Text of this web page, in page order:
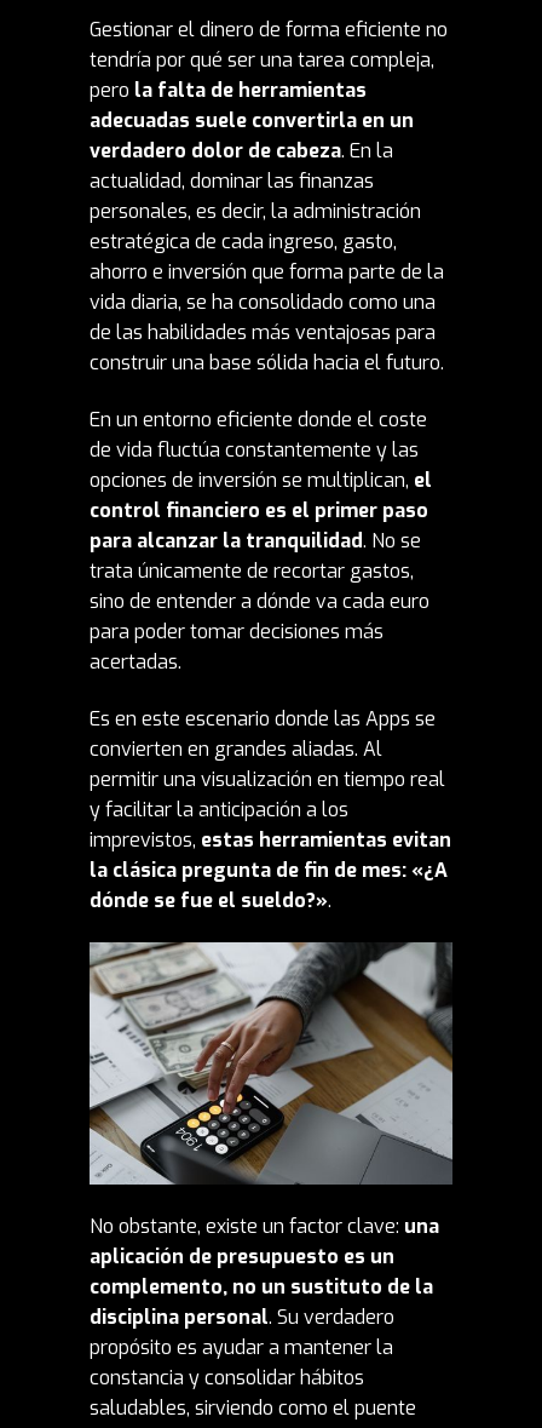
Gestionar el dinero de forma eficiente no
tendría por qué ser una tarea compleja,
pero la falta de herramientas
adecuadas suele convertirla en un
verdadero dolor de cabeza. En la
actualidad, dominar las finanzas
personales, es decir, la administración
estratégica de cada ingreso, gasto,
ahorro e inversión que forma parte de la
vida diaria, se ha consolidado como una
de las habilidades más ventajosas para
construir una base sólida hacia el futuro.
En un entorno eficiente donde el coste
de vida fluctúa constantemente y las
opciones de inversión se multiplican, el
control financiero es el primer paso
para alcanzar la tranquilidad. No se
trata únicamente de recortar gastos,
sino de entender a dónde va cada euro
para poder tomar decisiones más
acertadas.
Es en este escenario donde las Apps se
convierten en grandes aliadas. Al
permitir una visualización en tiempo real
y facilitar la anticipación a los
imprevistos, estas herramientas evitan
la clásica pregunta de fin de mes: «¿A
dónde se fue el sueldo?».
No obstante, existe un factor clave: una
aplicación de presupuesto es un
complemento, no un sustituto de la
disciplina personal. Su verdadero
propósito es ayudar a mantener la
constancia y consolidar hábitos
saludables, sirviendo como el puente